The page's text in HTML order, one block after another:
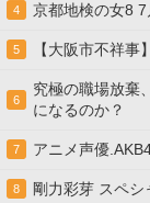
4 京都地検の女8 7
5 【大阪市不祥
6
究極の職場放棄
になるのか？
7 アニメ声優
8 剛力彩芽 スペシ